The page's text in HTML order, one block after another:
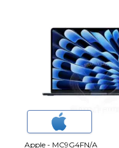
Apple - MC9G4FN/A